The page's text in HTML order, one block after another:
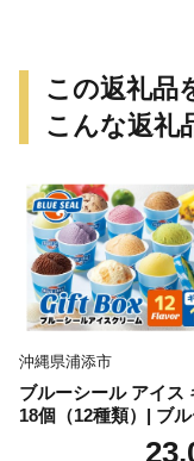
この返礼品
こんな返礼
沖縄県浦添市
ブルーシール アイス
18個（12種類）| ブ
ルアイス ブルーシー